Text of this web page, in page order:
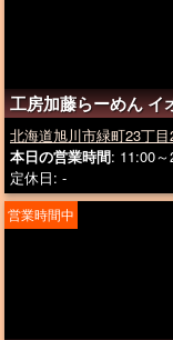
工房加藤らーめん イ
北海道旭川市緑町23丁
本日の営業時間: 11:00
定休日: -
営業時間中